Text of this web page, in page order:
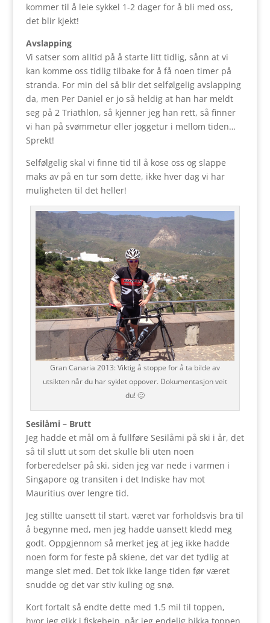
kommer til å leie sykkel 1-2 dager for å bli med oss,
det blir kjekt!
Avslapping
Vi satser som alltid på å starte litt tidlig, sånn at vi
kan komme oss tidlig tilbake for å få noen timer på
stranda. For min del så blir det selfølgelig avslapping
da, men Per Daniel er jo så heldig at han har meldt
seg på 2 Triathlon, så kjenner jeg han rett, så finner
vi han på svømmetur eller joggetur i mellom tiden…
Sprekt!
Selfølgelig skal vi finne tid til å kose oss og slappe
maks av på en tur som dette, ikke hver dag vi har
muligheten til det heller!
Gran Canaria 2013: Viktig å stoppe for å ta bilde av
utsikten når du har syklet oppover. Dokumentasjon veit
du! 🙂
Sesilåmi – Brutt
Jeg hadde et mål om å fullføre Sesilåmi på ski i år, det
så til slutt ut som det skulle bli uten noen
forberedelser på ski, siden jeg var nede i varmen i
Singapore og transiten i det Indiske hav mot
Mauritius over lengre tid.
Jeg stillte uansett til start, været var forholdsvis bra til
å begynne med, men jeg hadde uansett kledd meg
godt. Oppgjennom så merket jeg at jeg ikke hadde
noen form for feste på skiene, det var det tydlig at
mange slet med. Det tok ikke lange tiden før været
snudde og det var stiv kuling og snø.
Kort fortalt så endte dette med 1.5 mil til toppen,